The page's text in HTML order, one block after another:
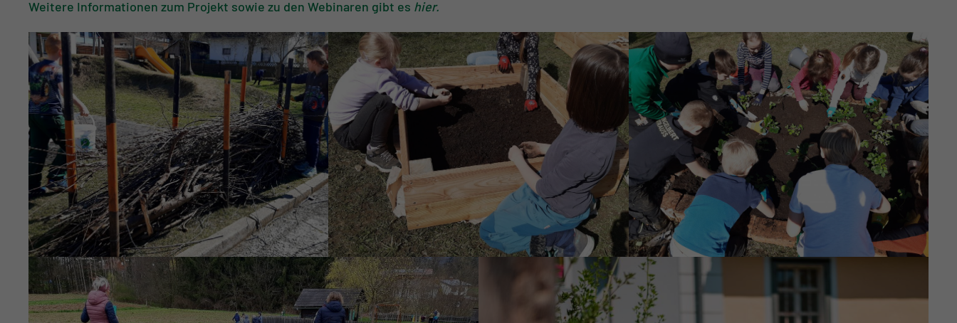
Weitere Informationen zum Projekt sowie zu den Webinaren gibt es hier.